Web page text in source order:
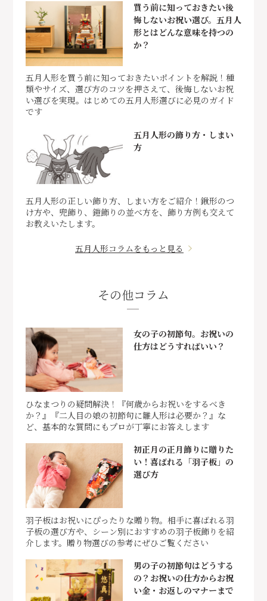
買う前に知っておきたい後
悔しないお祝い選び。五月人
形とはどんな意味を持つの
か？
五月人形を買う前に知っておきたいポイントを解説！種
類やサイズ、選び方のコツを押さえて、後悔しないお祝
い選びを実現。はじめての五月人形選びに必見のガイド
です
五月人形の飾り方・しまい
方
五月人形の正しい飾り方、しまい方をご紹介！鍬形のつ
け方や、兜飾り、鎧飾りの並べ方を、飾り方例も交えて
お教えいたします。
五月人形コラムをもっと見る
その他コラム
女の子の初節句。お祝いの
仕方はどうすればいい？
ひなまつりの疑問解決！『何歳からお祝いをするべき
か？』『二人目の娘の初節句に雛人形は必要か？』な
ど、基本的な質問にもプロが丁寧にお答えします
初正月の正月飾りに贈りた
い！喜ばれる「羽子板」の
選び方
羽子板はお祝いにぴったりな贈り物。相手に喜ばれる羽
子板の選び方や、シーン別におすすめの羽子板飾りを紹
介します。贈り物選びの参考にぜひご覧ください
男の子の初節句はどうする
の？お祝いの仕方からお祝
い金・お返しのマナーまで